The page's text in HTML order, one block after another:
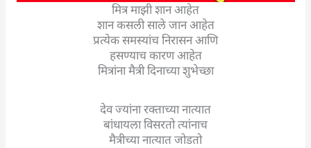
मित्र माझी शान आहेत
शान कसली साले जान आहेत
प्रत्येक समस्यांच निरासन आणि
हसण्याच कारण आहेत
मित्रांना मैत्री दिनाच्या शुभेच्छा
देव ज्यांना रक्ताच्या नात्यात
बांधायला विसरतो त्यांनाच
मैत्रीच्या नात्यात जोडतो